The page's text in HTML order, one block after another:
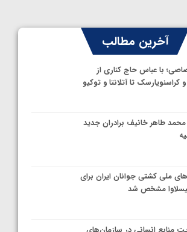
آخرین مطالب
با عباس حاج کناری از
و کراسنویارسک تا آتلانتا و توکیو
طاهر خانیف برادران جدید
ملی کشتی جوانان ایران برای
مشخص شد